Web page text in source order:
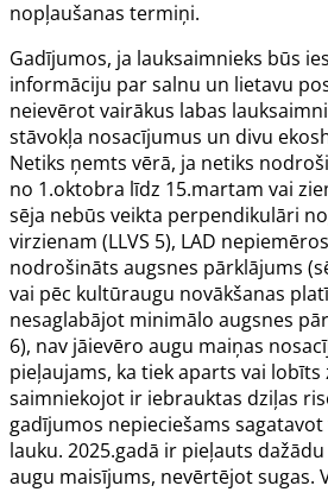
nopļaušanas termiņi.
Gadījumos, ja lauksaimnieks būs
informāciju par salnu un lietavu
neievērot vairākus labas
stāvokļa nosacījumus un divu
Netiks ņemts vērā, ja netiks
no 1.oktobra līdz 15.martam vai
sēja nebūs veikta perpendikulāri
virzienam (LLVS 5), LAD
nodrošināts augsnes pārklājums
vai pēc kultūraugu novākšanas
nesaglabājot minimālo augsnes
6), nav jāievēro augu maiņas
pieļaujams, ka tiek aparts vai lobīts
saimniekojot ir iebrauktas dziļas
gadījumos nepieciešams
lauku. 2025.gadā ir pieļauts
augu maisījums, nevērtējot sugas.